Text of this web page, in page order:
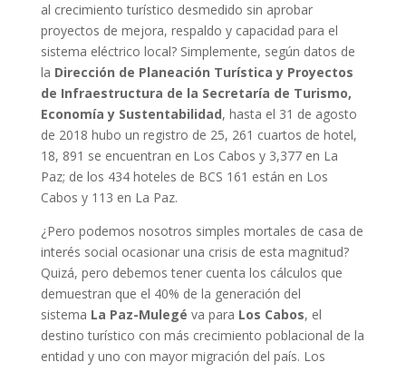
al crecimiento turístico desmedido sin aprobar
proyectos de mejora, respaldo y capacidad para el
sistema eléctrico local? Simplemente, según datos de
la Dirección de Planeación Turística y Proyectos
de Infraestructura de la Secretaría de Turismo,
Economía y Sustentabilidad, hasta el 31 de agosto
de 2018 hubo un registro de 25, 261 cuartos de hotel,
18, 891 se encuentran en Los Cabos y 3,377 en La
Paz; de los 434 hoteles de BCS 161 están en Los
Cabos y 113 en La Paz.
¿Pero podemos nosotros simples mortales de casa de
interés social ocasionar una crisis de esta magnitud?
Quizá, pero debemos tener cuenta los cálculos que
demuestran que el 40% de la generación del
sistema La Paz-Mulegé va para Los Cabos, el
destino turístico con más crecimiento poblacional de la
entidad y uno con mayor migración del país. Los